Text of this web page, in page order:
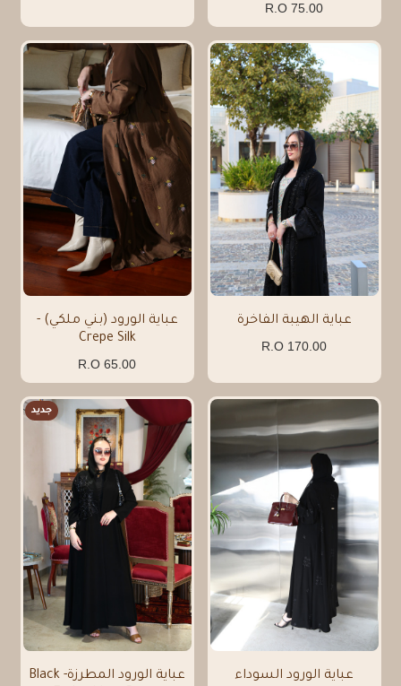
75.00 R.O
عباية الهيبة الفاخرة
170.00 R.O
عباية الورود (بني ملكي) -
Crepe Silk
65.00 R.O
عباية الورود السوداء
جديد
عباية الورود المطرزة- Black